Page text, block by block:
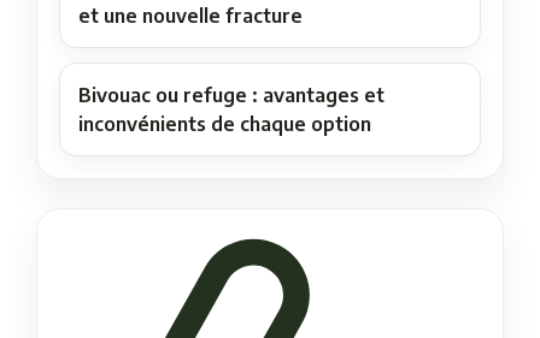
et une nouvelle fracture
Bivouac ou refuge : avantages et
inconvénients de chaque option